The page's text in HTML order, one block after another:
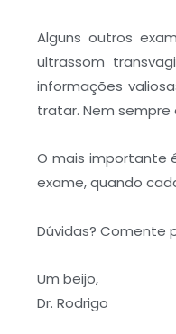
Alguns outros
ultrassom
informações
tratar. Nem
O mais importante
exame, quando
Dúvidas? Comente
Um beijo,
Dr. Rodrigo